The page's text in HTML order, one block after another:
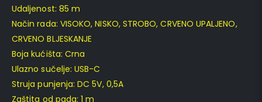
Udaljenost: 85 m
Način rada: VISOKO, NISKO, STROBO, CRVENO UPALJENO,
CRVENO BLJESKANJE
Boja kućišta: Crna
Ulazno sučelje: USB-C
Struja punjenja: DC 5V, 0,5A
Zaštita od pada: 1 m